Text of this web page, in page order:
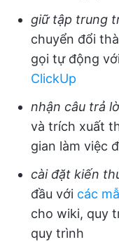
giữ tập trung
chuyển đổi
gọi tự động với
ClickUp
nhận câu trả
và trích xuất
gian làm việc
cài đặt kiến
đầu với các
cho wiki, quy
quy trình